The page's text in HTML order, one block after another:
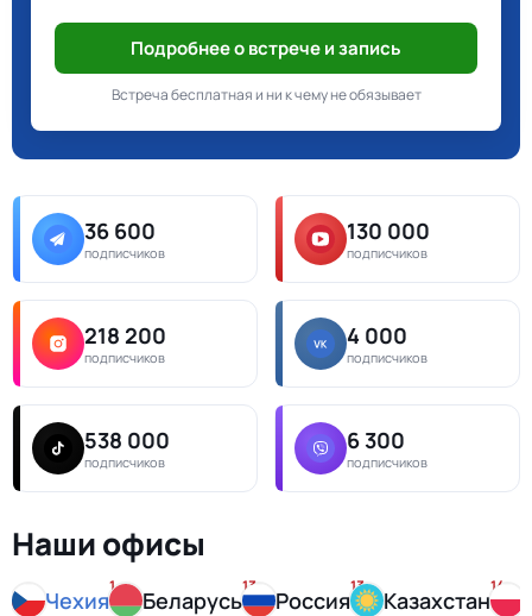
Подробнее о встрече и запись
Встреча бесплатная и ни к чему не обязывает
36 600
подписчиков
130 000
подписчиков
218 200
подписчиков
4 000
подписчиков
538 000
подписчиков
6 300
подписчиков
Наши офисы
Чехия
1
Беларусь
13
Россия
13
Казахстан
14